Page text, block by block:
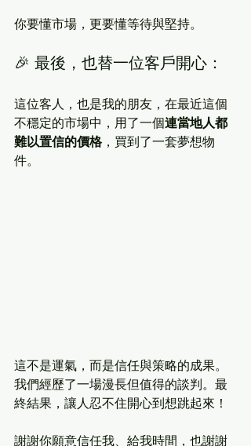
你要懂市場，更要懂等待與堅持。
🎉 最後，也替一位客戶開心：
這位客人，也是我的朋友，在最近這個
不穩定的市場中，用了一個連當地人都
難以置信的價格，買到了一套夢想物
件。
這不是運氣，而是信任與策略的成果。
我們經歷了一場漫長但值得的談判。最
終結果，讓人忍不住開心到想跳起來！
謝謝你願意信任我、給我時間，也謝謝